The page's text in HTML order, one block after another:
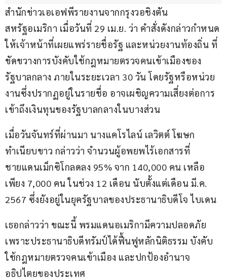
สำนักข่าวเอเอฟพีรายงานจากกรุงวอชิงตัน
สหรัฐอเมริกา เมื่อวันที่ 29 เม.ย. ว่า คำสั่งดังกล่าวกำหนด
ให้เจ้าหน้าที่เผยแพร่รายชื่อรัฐ และหน่วยงานท้องถิ่น ที่
ขัดขวางการบังคับใช้กฎหมายตรวจคนเข้าเมืองของ
รัฐบาลกลาง ภายในระยะเวลา 30 วัน โดยรัฐหรือหน่วย
งานซึ่งปรากฏอยู่ในรายชื่อ อาจเผชิญความเสี่ยงต่อการ
เข้าถึงเงินทุนของรัฐบาลกลางในบางส่วน
เมื่อวันจันทร์ที่ผ่านมา นางแคโรไลน์ เลวิตต์ โฆษก
ทำเนียบขาว กล่าวว่า จำนวนผู้อพยพไร้เอกสารที่
ชายแดนเม็กซิโกลดลง 95% จาก 140,000 คน เหลือ
เพียง 7,000 คน ในช่วง 12 เดือน นับตั้งแต่เดือน มี.ค.
2567 ซึ่งยังอยู่ในยุครัฐบาลของประธานาธิบดีโจ ไบเดน
เธอกล่าวว่า ขณะนี้ พรมแดนอเมริกามีความปลอดภัย
เพราะประธานาธิบดีทรัมป์ได้ฟื้นฟูหลักนิติธรรม บังคับ
ใช้กฎหมายตรวจคนเข้าเมือง และปกป้องอำนาจ
อธิปไตยของประเทศ